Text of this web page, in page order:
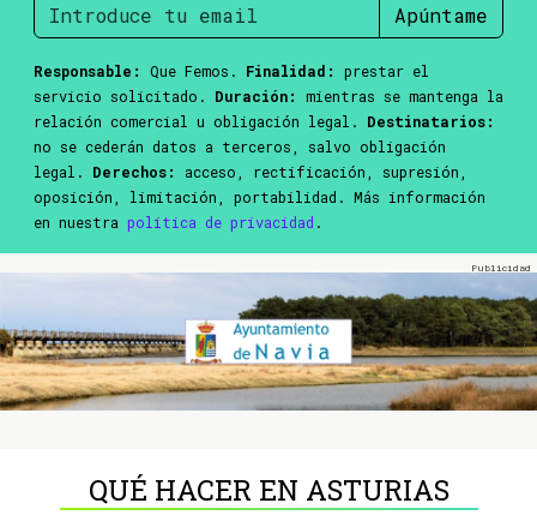
Apúntame
Responsable: Que Femos. Finalidad:
prestar el
servicio solicitado. Duración:
mientras se mantenga la
relación comercial u obligación legal. Destinatarios:
no se cederán datos a terceros, salvo obligación
legal. Derechos:
acceso, rectificación, supresión,
oposición, limitación, portabilidad. Más información
en nuestra política de privacidad .
QUÉ HACER EN ASTURIAS